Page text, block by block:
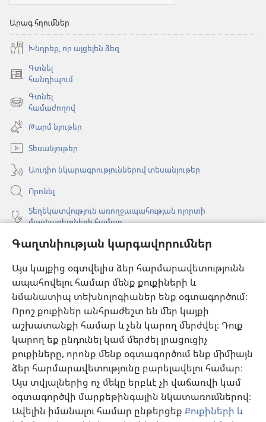
Գաղտնիության կարգավորումներ
Այս կայքից օգտվելիս ձեր հարմարավետությունն
ապահովելու համար մենք քուքիների և
նմանատիպ տեխնոլոգիաներ ենք օգտագործում։
Որոշ քուքիներ անհրաժեշտ են մեր կայքի
աշխատանքի համար և չեն կարող մերժվել։ Դուք
կարող եք ընդունել կամ մերժել լրացուցիչ
քուքիները, որոնք մենք օգտագործում ենք միմիայն
ձեր հարմարավետությունը բարելավելու համար։
Այս տվյալներից ոչ մեկը երբևէ չի վաճառվի կամ
օգտագործվի մարքեթինգային նկատառումներով։
Ավելին իմանալու համար ընթերցեք Քուքիների և
Արագ հղումներ
Խնդրեք, որ այցելեն ձեզ
Գտնել
հանդիպում
(բացվում
նոր
պատուհան)
Գտնել
համաժողով
(բացվում
նոր
պատուհան)
Թարմ նյութեր
Տեսանյութեր
Աուդիո նկարագրություններով տեսանյութեր
Որոնել
Տեղեկատվություն առողջապահության ոլորտի
մասնագետների համար
Գլոբալ հաղորդակցություն
Օգնություն
Նվիրատվություններ
(բացվում
է
նոր
պատուհան)
Դիտարանի ՕՆԼԱՅՆ ԳՐԱԴԱՐԱՆ
(բացվում
է
նոր
պատուհան)
JW Hub
(բացվում
է
նոր
պատուհան)
JW Library® հավելված
Watchtower Library